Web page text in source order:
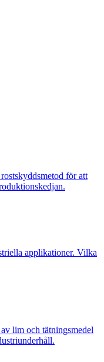
för att
applikationer. Vilka
lim och tätningsmedel